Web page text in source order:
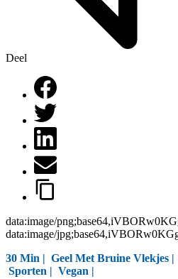
Deel
data:image/
data:image/
30 Min | Geel Met Bruine Vlekjes |
Sporten | Vegan |